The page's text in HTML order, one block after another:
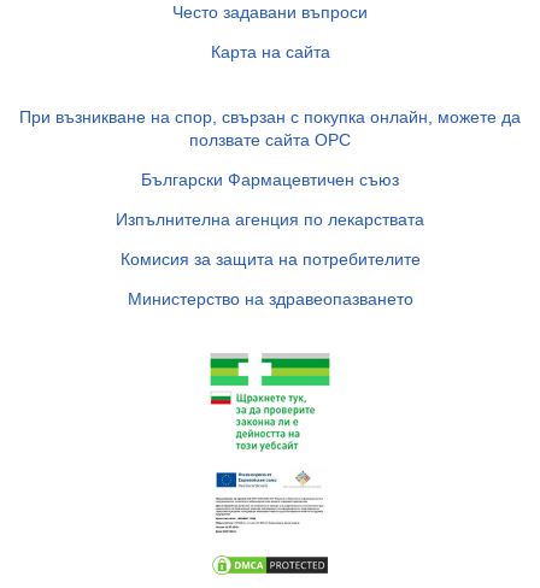
Често задавани въпроси
Карта на сайта
При възникване на спор, свързан с покупка онлайн, можете да
ползвате сайта ОРС
Български Фармацевтичен съюз
Изпълнителна агенция по лекарствата
Комисия за защита на потребителите
Министерство на здравеопазването